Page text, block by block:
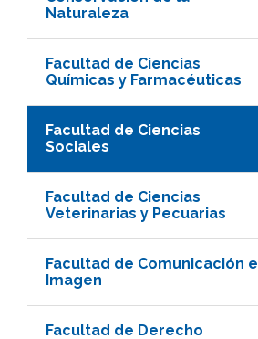
Naturaleza
Facultad de Ciencias
Químicas y Farmacéuticas
Facultad de Ciencias
Sociales
Facultad de Ciencias
Veterinarias y Pecuarias
Facultad de Comunicación e
Imagen
Facultad de Derecho